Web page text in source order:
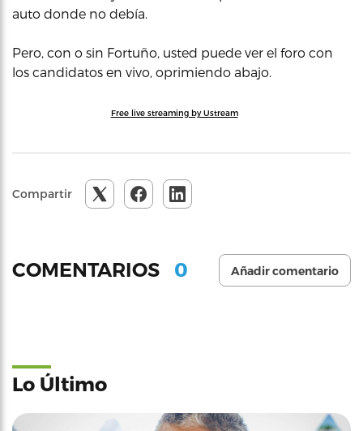
auto donde no debía.
Pero, con o sin Fortuño, usted puede ver el foro con
los candidatos en vivo, oprimiendo abajo.
Free live streaming by Ustream
Compartir
COMENTARIOS 0 Añadir comentario
Lo Último